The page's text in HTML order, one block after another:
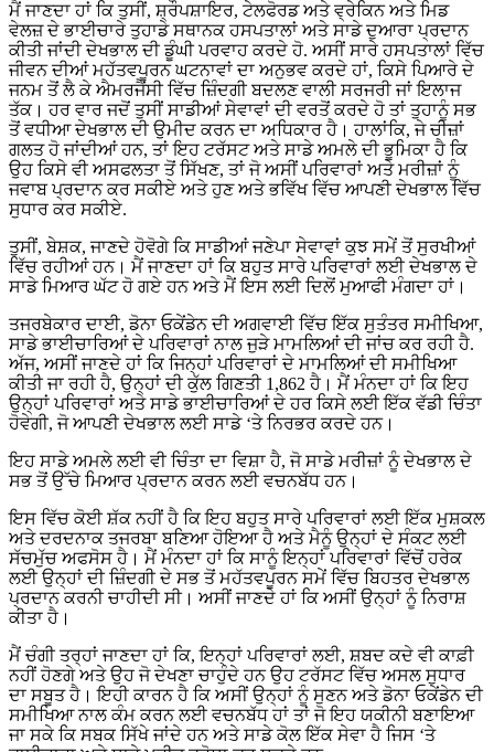
ਮੈਂ ਜਾਣਦਾ ਹਾਂ ਕਿ ਤੁਸੀਂ, ਸ਼੍ਰੌਪਸ਼ਾਇਰ, ਟੇਲਫੋਰਡ ਅਤੇ ਵ੍ਰੇਕਿਨ ਅਤੇ ਮਿਡ
ਵੇਲਜ਼ ਦੇ ਭਾਈਚਾਰੇ ਤੁਹਾਡੇ ਸਥਾਨਕ ਹਸਪਤਾਲਾਂ ਅਤੇ ਸਾਡੇ ਦੁਆਰਾ ਪ੍ਰਦਾਨ
ਕੀਤੀ ਜਾਂਦੀ ਦੇਖਭਾਲ ਦੀ ਡੂੰਘੀ ਪਰਵਾਹ ਕਰਦੇ ਹੋ. ਅਸੀਂ ਸਾਰੇ ਹਸਪਤਾਲਾਂ ਵਿੱਚ
ਜੀਵਨ ਦੀਆਂ ਮਹੱਤਵਪੂਰਨ ਘਟਨਾਵਾਂ ਦਾ ਅਨੁਭਵ ਕਰਦੇ ਹਾਂ, ਕਿਸੇ ਪਿਆਰੇ ਦੇ
ਜਨਮ ਤੋਂ ਲੈ ਕੇ ਐਮਰਜੈਂਸੀ ਵਿੱਚ ਜ਼ਿੰਦਗੀ ਬਦਲਣ ਵਾਲੀ ਸਰਜਰੀ ਜਾਂ ਇਲਾਜ
ਤੱਕ। ਹਰ ਵਾਰ ਜਦੋਂ ਤੁਸੀਂ ਸਾਡੀਆਂ ਸੇਵਾਵਾਂ ਦੀ ਵਰਤੋਂ ਕਰਦੇ ਹੋ ਤਾਂ ਤੁਹਾਨੂੰ ਸਭ
ਤੋਂ ਵਧੀਆ ਦੇਖਭਾਲ ਦੀ ਉਮੀਦ ਕਰਨ ਦਾ ਅਧਿਕਾਰ ਹੈ। ਹਾਲਾਂਕਿ, ਜੇ ਚੀਜ਼ਾਂ
ਗਲਤ ਹੋ ਜਾਂਦੀਆਂ ਹਨ, ਤਾਂ ਇਹ ਟਰੱਸਟ ਅਤੇ ਸਾਡੇ ਅਮਲੇ ਦੀ ਭੂਮਿਕਾ ਹੈ ਕਿ
ਉਹ ਕਿਸੇ ਵੀ ਅਸਫਲਤਾ ਤੋਂ ਸਿੱਖਣ, ਤਾਂ ਜੋ ਅਸੀਂ ਪਰਿਵਾਰਾਂ ਅਤੇ ਮਰੀਜ਼ਾਂ ਨੂੰ
ਜਵਾਬ ਪ੍ਰਦਾਨ ਕਰ ਸਕੀਏ ਅਤੇ ਹੁਣ ਅਤੇ ਭਵਿੱਖ ਵਿੱਚ ਆਪਣੀ ਦੇਖਭਾਲ ਵਿੱਚ
ਸੁਧਾਰ ਕਰ ਸਕੀਏ.
ਤੁਸੀਂ, ਬੇਸ਼ਕ, ਜਾਣਦੇ ਹੋਵੋਗੇ ਕਿ ਸਾਡੀਆਂ ਜਣੇਪਾ ਸੇਵਾਵਾਂ ਕੁਝ ਸਮੇਂ ਤੋਂ ਸੁਰਖੀਆਂ
ਵਿੱਚ ਰਹੀਆਂ ਹਨ। ਮੈਂ ਜਾਣਦਾ ਹਾਂ ਕਿ ਬਹੁਤ ਸਾਰੇ ਪਰਿਵਾਰਾਂ ਲਈ ਦੇਖਭਾਲ ਦੇ
ਸਾਡੇ ਮਿਆਰ ਘੱਟ ਹੋ ਗਏ ਹਨ ਅਤੇ ਮੈਂ ਇਸ ਲਈ ਦਿਲੋਂ ਮੁਆਫੀ ਮੰਗਦਾ ਹਾਂ।
ਤਜਰਬੇਕਾਰ ਦਾਈ, ਡੋਨਾ ਓਕੇਂਡੇਨ ਦੀ ਅਗਵਾਈ ਵਿੱਚ ਇੱਕ ਸੁਤੰਤਰ ਸਮੀਖਿਆ,
ਸਾਡੇ ਭਾਈਚਾਰਿਆਂ ਦੇ ਪਰਿਵਾਰਾਂ ਨਾਲ ਜੁੜੇ ਮਾਮਲਿਆਂ ਦੀ ਜਾਂਚ ਕਰ ਰਹੀ ਹੈ.
ਅੱਜ, ਅਸੀਂ ਜਾਣਦੇ ਹਾਂ ਕਿ ਜਿਨ੍ਹਾਂ ਪਰਿਵਾਰਾਂ ਦੇ ਮਾਮਲਿਆਂ ਦੀ ਸਮੀਖਿਆ
ਕੀਤੀ ਜਾ ਰਹੀ ਹੈ, ਉਨ੍ਹਾਂ ਦੀ ਕੁੱਲ ਗਿਣਤੀ 1,862 ਹੈ। ਮੈਂ ਮੰਨਦਾ ਹਾਂ ਕਿ ਇਹ
ਉਨ੍ਹਾਂ ਪਰਿਵਾਰਾਂ ਅਤੇ ਸਾਡੇ ਭਾਈਚਾਰਿਆਂ ਦੇ ਹਰ ਕਿਸੇ ਲਈ ਇੱਕ ਵੱਡੀ ਚਿੰਤਾ
ਹੋਵੇਗੀ, ਜੋ ਆਪਣੀ ਦੇਖਭਾਲ ਲਈ ਸਾਡੇ ‘ਤੇ ਨਿਰਭਰ ਕਰਦੇ ਹਨ।
ਇਹ ਸਾਡੇ ਅਮਲੇ ਲਈ ਵੀ ਚਿੰਤਾ ਦਾ ਵਿਸ਼ਾ ਹੈ, ਜੋ ਸਾਡੇ ਮਰੀਜ਼ਾਂ ਨੂੰ ਦੇਖਭਾਲ ਦੇ
ਸਭ ਤੋਂ ਉੱਚੇ ਮਿਆਰ ਪ੍ਰਦਾਨ ਕਰਨ ਲਈ ਵਚਨਬੱਧ ਹਨ।
ਇਸ ਵਿੱਚ ਕੋਈ ਸ਼ੱਕ ਨਹੀਂ ਹੈ ਕਿ ਇਹ ਬਹੁਤ ਸਾਰੇ ਪਰਿਵਾਰਾਂ ਲਈ ਇੱਕ ਮੁਸ਼ਕਲ
ਅਤੇ ਦਰਦਨਾਕ ਤਜਰਬਾ ਬਣਿਆ ਹੋਇਆ ਹੈ ਅਤੇ ਮੈਨੂੰ ਉਨ੍ਹਾਂ ਦੇ ਸੰਕਟ ਲਈ
ਸੱਚਮੁੱਚ ਅਫਸੋਸ ਹੈ। ਮੈਂ ਮੰਨਦਾ ਹਾਂ ਕਿ ਸਾਨੂੰ ਇਨ੍ਹਾਂ ਪਰਿਵਾਰਾਂ ਵਿੱਚੋਂ ਹਰੇਕ
ਲਈ ਉਨ੍ਹਾਂ ਦੀ ਜ਼ਿੰਦਗੀ ਦੇ ਸਭ ਤੋਂ ਮਹੱਤਵਪੂਰਨ ਸਮੇਂ ਵਿੱਚ ਬਿਹਤਰ ਦੇਖਭਾਲ
ਪ੍ਰਦਾਨ ਕਰਨੀ ਚਾਹੀਦੀ ਸੀ। ਅਸੀਂ ਜਾਣਦੇ ਹਾਂ ਕਿ ਅਸੀਂ ਉਨ੍ਹਾਂ ਨੂੰ ਨਿਰਾਸ਼
ਕੀਤਾ ਹੈ।
ਮੈਂ ਚੰਗੀ ਤਰ੍ਹਾਂ ਜਾਣਦਾ ਹਾਂ ਕਿ, ਇਨ੍ਹਾਂ ਪਰਿਵਾਰਾਂ ਲਈ, ਸ਼ਬਦ ਕਦੇ ਵੀ ਕਾਫ਼ੀ
ਨਹੀਂ ਹੋਣਗੇ ਅਤੇ ਉਹ ਜੋ ਦੇਖਣਾ ਚਾਹੁੰਦੇ ਹਨ ਉਹ ਟਰੱਸਟ ਵਿੱਚ ਅਸਲ ਸੁਧਾਰ
ਦਾ ਸਬੂਤ ਹੈ। ਇਹੀ ਕਾਰਨ ਹੈ ਕਿ ਅਸੀਂ ਉਨ੍ਹਾਂ ਨੂੰ ਸੁਣਨ ਅਤੇ ਡੋਨਾ ਓਕੇਂਡੇਨ ਦੀ
ਸਮੀਖਿਆ ਨਾਲ ਕੰਮ ਕਰਨ ਲਈ ਵਚਨਬੱਧ ਹਾਂ ਤਾਂ ਜੋ ਇਹ ਯਕੀਨੀ ਬਣਾਇਆ
ਜਾ ਸਕੇ ਕਿ ਸਬਕ ਸਿੱਖੇ ਜਾਂਦੇ ਹਨ ਅਤੇ ਸਾਡੇ ਕੋਲ ਇੱਕ ਸੇਵਾ ਹੈ ਜਿਸ ‘ਤੇ